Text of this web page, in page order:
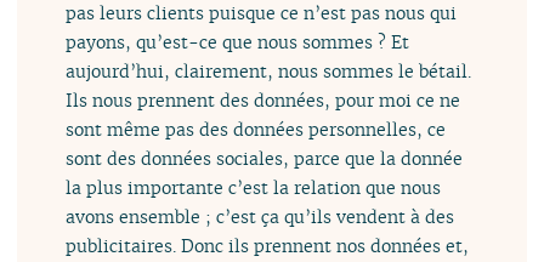
pas leurs clients puisque ce n’est pas nous qui
payons, qu’est-ce que nous sommes ? Et
aujourd’hui, clairement, nous sommes le bétail.
Ils nous prennent des données, pour moi ce ne
sont même pas des données personnelles, ce
sont des données sociales, parce que la donnée
la plus importante c’est la relation que nous
avons ensemble ; c’est ça qu’ils vendent à des
publicitaires. Donc ils prennent nos données et,